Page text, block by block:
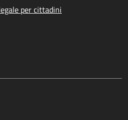
per cittadini